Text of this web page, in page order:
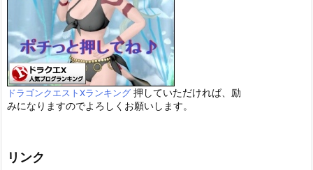
ドラゴンクエストXランキング 押していただければ、励
みになりますのでよろしくお願いします。
リンク